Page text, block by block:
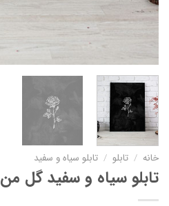
خانه / تابلو / تابلو سیاه و سفید
تابلو سیاه و سفید گل من